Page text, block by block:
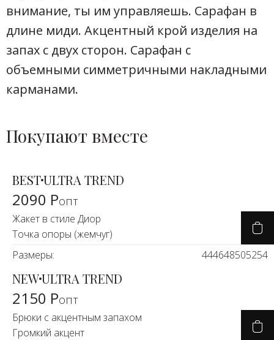
внимание, ты им управляешь. Сарафан в
длине миди. Акцентный крой изделия на
запах с двух сторон. Сарафан с
объемными симметричными накладными
карманами.
Покупают вместе
BESTULTRA TREND
2090 Ропт
Жакет в стиле Диор
Точка опоры (жемчуг)
Размеры:
444648505254
NEWULTRA TREND
2150 Ропт
Брюки с акцентным запахом
Громкий акцент